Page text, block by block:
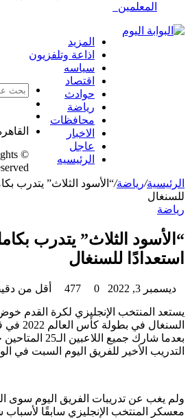
المعلمين
المزيد
اذاعة وتلفزيون
سياسه
اقتصاد
حوادث
رياضة
محافظات
الاخبار
عاجل
الرئيسيه
الرئيسية/رياضة/“الأسود الثلاث” يتدرب
للسنغال
رياضة
“الأسود الثلاث” يتدرب
استعدادًا للسنغال
ديسمبر 3, 2022 0
أقل من
يستعد المنتخب الإنجليزي لكرة القدم خوض
السنغال
بعدما شارك جميع
التدريب الأخير للفريق اليوم السبت في
ولم يغب عن تدريبات الفريق اليوم سوى
معسكر المنتخب الإنجليزي سابقًا
|